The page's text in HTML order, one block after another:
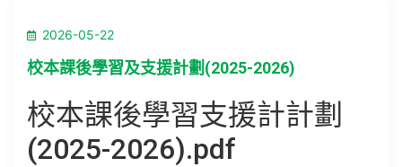
2026-05-22
校本課後學習及支援計劃(2025-2026)
校本課後學習支援計計劃
(2025-2026).pdf